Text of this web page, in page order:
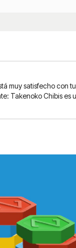
muy satisfecho
Takenoko Chibis